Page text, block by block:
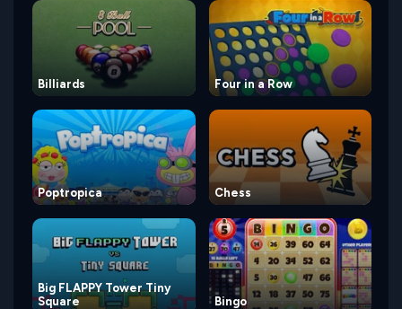
Billiards Four in a Row
Poptropica Chess
Big FLAPPY Tower Tiny
Square
Bingo